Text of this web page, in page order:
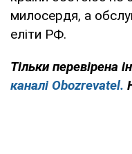
милосердя, а
еліти РФ.
Тільки перевірена
каналі Obozrevatel.